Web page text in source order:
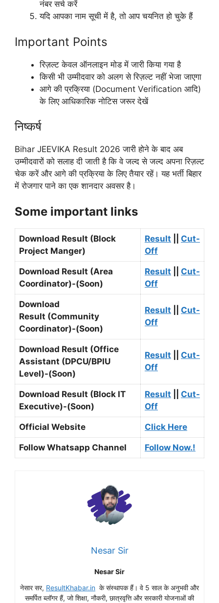
नंबर सर्च करें
यदि आपका नाम सूची में है, तो आप चयनित हो चुके हैं
Important Points
रिज़ल्ट केवल ऑनलाइन मोड में जारी किया गया है
किसी भी उम्मीदवार को अलग से रिज़ल्ट नहीं भेजा जाएगा
आगे की प्रक्रिया (Document Verification आदि)
के लिए आधिकारिक नोटिस जरूर देखें
निष्कर्ष
Bihar JEEVIKA Result 2026 जारी होने के बाद अब
उम्मीदवारों को सलाह दी जाती है कि वे जल्द से जल्द अपना रिज़ल्ट
चेक करें और आगे की प्रक्रिया के लिए तैयार रहें। यह भर्ती बिहार
में रोजगार पाने का एक शानदार अवसर है।
Some important links
Download Result (Block
Project Manger)
Result
Cut-
Off
Download Result (Area
Coordinator)-(Soon)
Result
Cut-
Off
Download
Result (Community
Coordinator)-(Soon)
Result
Cut-
Off
Download Result (Office
Assistant (DPCU/BPIU
Level)-(Soon)
Result
Cut-
Off
Download Result (Block IT
Executive)-(Soon)
Result
Cut-
Off
Official Website Click Here
Follow Whatsapp Channel Follow Now.!
Nesar Sir
Nesar Sir
नेसार सर, ResultKhabar.in के संस्थापक हैं। वे 5 साल के अनुभवी और
समर्पित ब्लॉगर हैं, जो शिक्षा, नौकरी, छात्रवृत्ति और सरकारी योजनाओं की